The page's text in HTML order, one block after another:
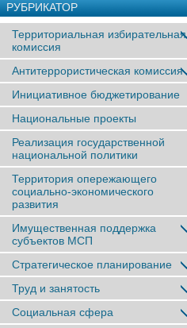
РУБРИКАТОР
Территориальная избирательная
комиссия
Антитеррористическая комиссия
Инициативное бюджетирование
Национальные проекты
Реализация государственной
национальной политики
Территория опережающего
социально-экономического
развития
Имущественная поддержка
субъектов МСП
Стратегическое планирование
Труд и занятость
Социальная сфера